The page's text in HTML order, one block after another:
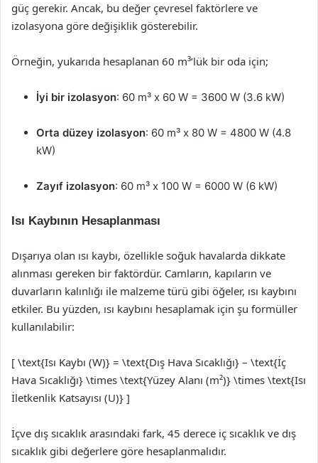
güç gerekir. Ancak, bu değer çevresel faktörlere ve
izolasyona göre değişiklik gösterebilir.
Örneğin, yukarıda hesaplanan 60 m³’lük bir oda için;
İyi bir izolasyon: 60 m³ x 60 W = 3600 W (3.6 kW)
Orta düzey izolasyon: 60 m³ x 80 W = 4800 W (4.8
kW)
Zayıf izolasyon: 60 m³ x 100 W = 6000 W (6 kW)
Isı Kaybının Hesaplanması
Dışarıya olan ısı kaybı, özellikle soğuk havalarda dikkate
alınması gereken bir faktördür. Camların, kapıların ve
duvarların kalınlığı ile malzeme türü gibi öğeler, ısı kaybını
etkiler. Bu yüzden, ısı kaybını hesaplamak için şu formüller
kullanılabilir:
[ \text{Isı Kaybı (W)} = \text{Dış Hava Sıcaklığı} – \text{İç
Hava Sıcaklığı} \times \text{Yüzey Alanı (m²)} \times \text{Isı
İletkenlik Katsayısı (U)} ]
İçve dış sıcaklık arasındaki fark, 45 derece iç sıcaklık ve dış
sıcaklık gibi değerlere göre hesaplanmalıdır.